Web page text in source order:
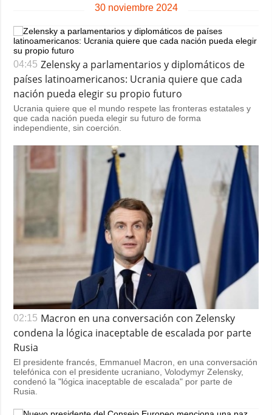
30 noviembre 2024
04:45 Zelensky a parlamentarios y diplomáticos de
países latinoamericanos: Ucrania quiere que cada
nación pueda elegir su propio futuro
Ucrania quiere que el mundo respete las fronteras estatales y
que cada nación pueda elegir su futuro de forma
independiente, sin coerción.
02:15 Macron en una conversación con Zelensky
condena la lógica inaceptable de escalada por parte
Rusia
El presidente francés, Emmanuel Macron, en una conversación
telefónica con el presidente ucraniano, Volodymyr Zelensky,
condenó la "lógica inaceptable de escalada" por parte de
Rusia.